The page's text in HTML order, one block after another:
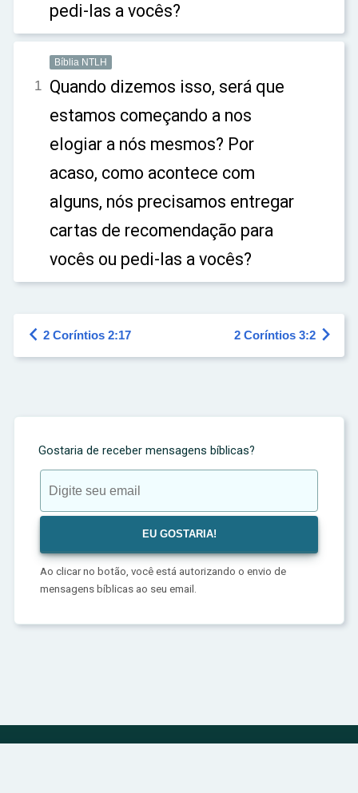
pedi-las a vocês?
Bíblia NTLH
1 Quando dizemos isso, será que
estamos começando a nos
elogiar a nós mesmos? Por
acaso, como acontece com
alguns, nós precisamos entregar
cartas de recomendação para
vocês ou pedi-las a vocês?
 2 Coríntios 2:17 2 Coríntios 3:2 
Gostaria de receber mensagens bíblicas?
Ao clicar no botão, você está autorizando o envio de
mensagens bíblicas ao seu email.